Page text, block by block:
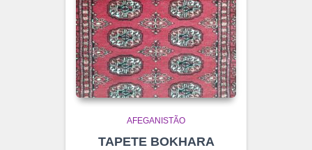
AFEGANISTÃO
TAPETE BOKHARA